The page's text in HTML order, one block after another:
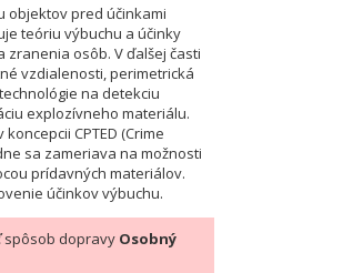
objektov pred účinkami
teóriu výbuchu a účinky
osôb. V ďalšej časti
vzdialenosti, perimetrická
na detekciu
explozívneho materiálu.
CPTED (Crime
sa zameriava na možnosti
prídavných materiálov.
účinkov výbuchu.
spôsob dopravy Osobný